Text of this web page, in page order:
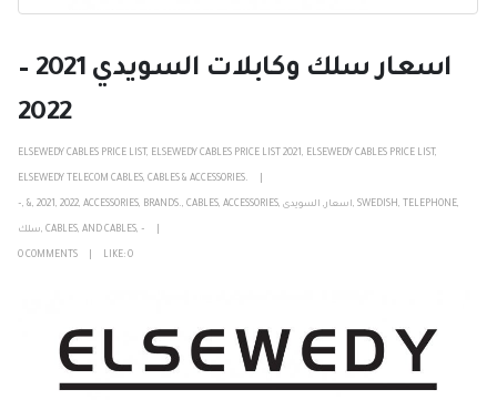
اسعار سلك وكابلات السويدي 2021 –
2022
ELSEWEDY CABLES PRICE LIST , ELSEWEDY CABLES PRICE LIST 2021 , ELSEWEDY CABLES PRICE LIST ,
ELSEWEDY TELECOM CABLES, CABLES & ACCESSORIES.
–, &, 2021 , 2022, ACCESSORIES, BRANDS., CABLES, ACCESSORIES, اسعار , السويدى , SWEDISH , TELEPHONE,
سلك, CABLES, AND CABLES, –
0 COMMENTS LIKE: 0